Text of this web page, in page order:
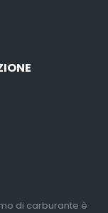
di carburante è